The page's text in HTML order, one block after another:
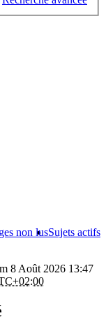
Sujets actifs
non lus
8 Août 2026 13:47